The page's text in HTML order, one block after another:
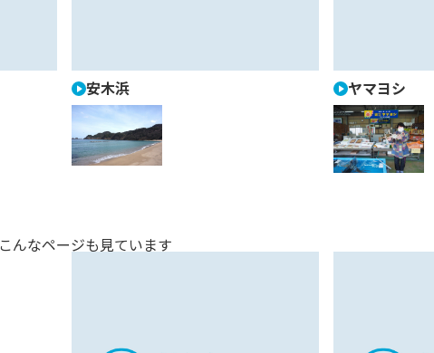
安木浜 ヤマヨシ
こんなページも見ています